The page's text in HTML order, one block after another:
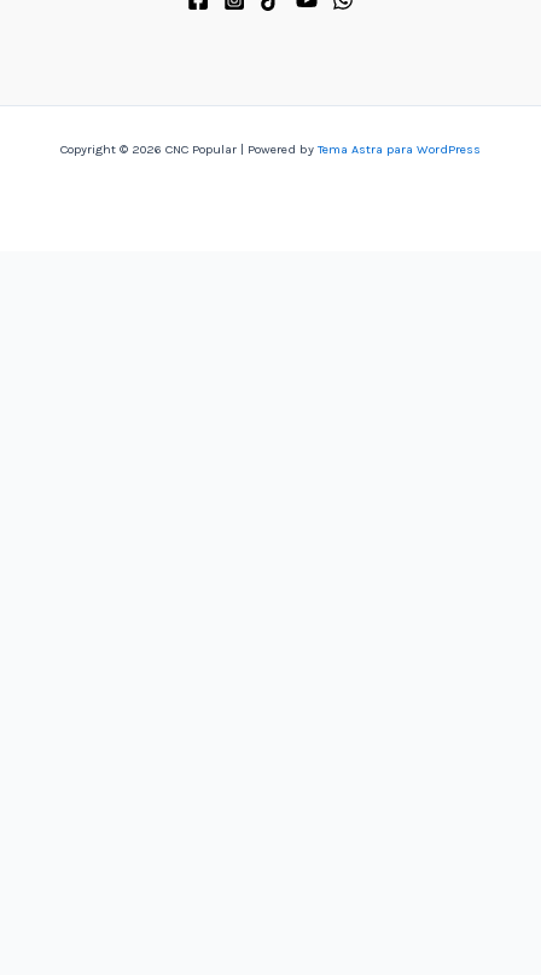
Copyright © 2026 CNC Popular | Powered by Tema Astra para WordPress